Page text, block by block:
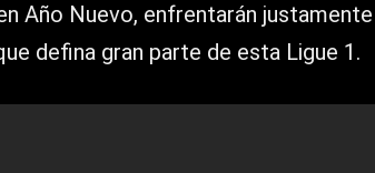
Año Nuevo, enfrentarán
defina gran parte de esta Ligue 1.